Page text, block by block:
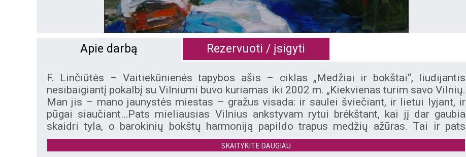
Apie darbą Rezervuoti / įsigyti
F. Linčiūtės – Vaitiekūnienės tapybos ašis – ciklas „Medžiai ir bokštai“, liudijantis
nesibaigiantį pokalbį su Vilniumi buvo kuriamas iki 2002 m. „Kiekvienas turim savo Vilnių.
Man jis – mano jaunystės miestas – gražus visada: ir saulei šviečiant, ir lietui lyjant, ir
pūgai siaučiant…Pats mieliausias Vilnius ankstyvam rytui brėkštant, kai jį dar gaubia
skaidri tyla, o barokinių bokštų harmoniją papildo trapus medžių ažūras. Tai ir pats
viltingiausias metas. Kažkas regis sakyte sako: „Pabudai ir kelkis!“ – apie ciklą „Medžiai
ir bokštai“ sako autorė.
SKAITYKITE DAUGIAU